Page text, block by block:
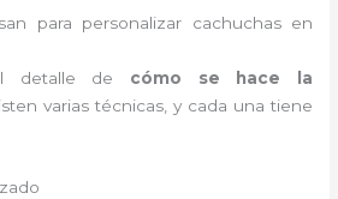
para personalizar cachuchas en
detalle de cómo se hace la
varias técnicas, y cada una tiene